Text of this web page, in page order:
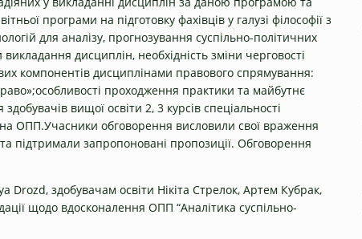
програми на підготовку фахівців у галузі філософії з
для аналізу, прогнозування суспільно-політичних
дисциплін, необхідність зміни черговості
компонентів дисциплінами правового спрямування:
проходження практики та майбутнє
вищої освіти 2, 3 курсів спеціальності
ОПП.Учасники обговорення висловили свої враження
та підтримали запропоновані пропозиції. Обговорення
здобувачам освіти Нікіта Стрелок, Артем Кубрак,
щодо вдосконалення ОПП “Аналітика суспільно-